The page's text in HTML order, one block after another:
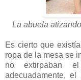
La abuela
Es cierto que
ropa de la mesa se
no extirpaban
adecuadamente, el